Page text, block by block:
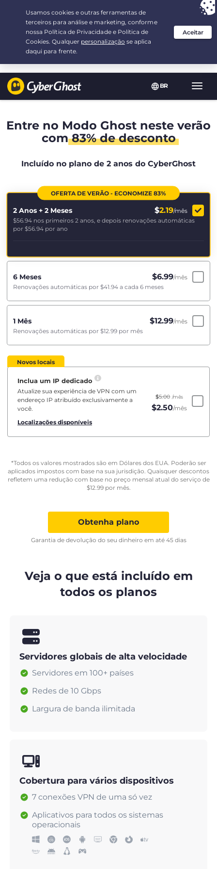
BR
Sua escolha: a melhor ofertapor 2.1666666666667-ano(s) a $
/mês
Entre no Modo Ghost neste verão
com83% de desconto
Incluído no plano de 2 anos do CyberGhost
OFERTA DE VERÃO - ECONOMIZE 83%
2 Anos + 2 Meses $2.19/mês
$56.94 nos primeiros 2 anos, e depois renovações automáticas
por $56.94 por ano
6 Meses $6.99/mês
Renovações automáticas por $41.94 a cada 6 meses
1 Mês $12.99/mês
Renovações automáticas por $12.99 por mês
Novos locais
Inclua um IP dedicado
Atualize sua experiência de VPN com um
endereço IP atribuído exclusivamente a
você.
Localizações disponíveis
$5.00 /mês
$2.50/mês
*Todos os valores mostrados são em Dólares dos EUA. Poderão ser
aplicados impostos com base na sua jurisdição. Quaisquer descontos
refletem uma redução com base no preço mensal atual do serviço de
$12.99por mês.
Obtenha plano
Garantia de devolução do seu dinheiro em até 45 dias
Veja o que está incluído em
todos os planos
Servidores globais de alta velocidade
Servidores em 100+ países
Redes de 10 Gbps
Largura de banda ilimitada
Cobertura para vários dispositivos
7 conexões VPN de uma só vez
Aplicativos para todos os sistemas
operacionais